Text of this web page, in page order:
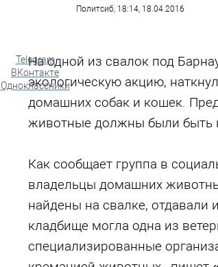
Политсиб, 18:14, 18.04.2016
Telegram
ВКонтакте
Одноклассники
На одной из свалок под
экологическую акцию,
домашних собак и кошек.
животные должны были быть
Как сообщает группа в
владельцы домашних
найдены на свалке, отдавали
кладбище могла одна из
специализированные